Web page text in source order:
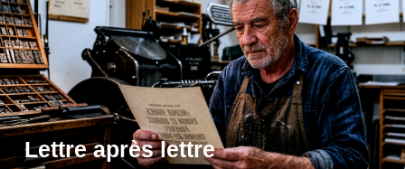
Lettre après lettre